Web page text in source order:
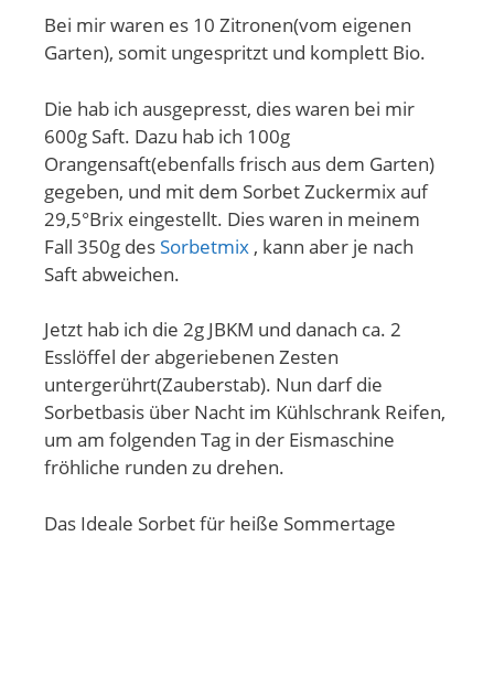
Bei mir waren es 10 Zitronen(vom eigenen
Garten), somit ungespritzt und komplett Bio.
Die hab ich ausgepresst, dies waren bei mir
600g Saft. Dazu hab ich 100g
Orangensaft(ebenfalls frisch aus dem Garten)
gegeben, und mit dem Sorbet Zuckermix auf
29,5°Brix eingestellt. Dies waren in meinem
Fall 350g desSorbetmix , kann aber je nach
Saft abweichen.
Jetzt hab ich die 2g JBKM und danach ca. 2
Esslöffel der abgeriebenen Zesten
untergerührt(Zauberstab). Nun darf die
Sorbetbasis über Nacht im Kühlschrank Reifen,
um am folgenden Tag in der Eismaschine
fröhliche runden zu drehen.
Das Ideale Sorbet für heiße Sommertage